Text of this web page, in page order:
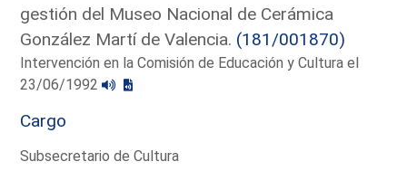
gestión del Museo Nacional de Cerámica
González Martí de Valencia. (181/001870)
Intervención en la Comisión de Educación y Cultura el
23/06/1992
Cargo
Subsecretario de Cultura